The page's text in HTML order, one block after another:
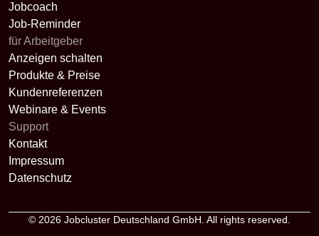
Jobcoach
Job-Reminder
für Arbeitgeber
Anzeigen schalten
Produkte & Preise
Kundenreferenzen
Webinare & Events
Support
Kontakt
Impressum
Datenschutz
© 2026 Jobcluster Deutschland GmbH. All rights reserved.